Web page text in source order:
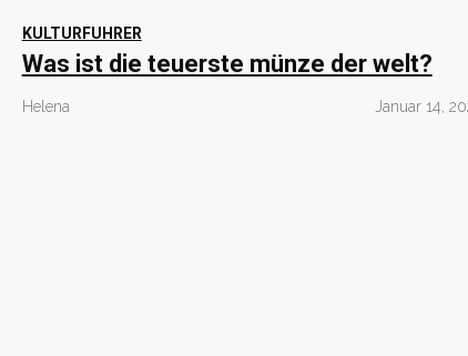
KULTURFUHRER
Was ist die teuerste münze der welt?
Helena Januar 14,